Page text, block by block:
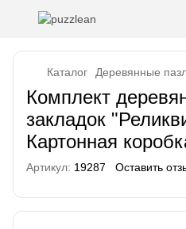
Каталог Деревянные
Комплект
закладок
Картонная
Артикул: 19287 Оставить